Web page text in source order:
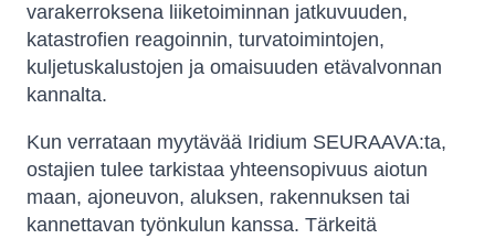
varakerroksena liiketoiminnan jatkuvuuden,
katastrofien reagoinnin, turvatoimintojen,
kuljetuskalustojen ja omaisuuden etävalvonnan
kannalta.
Kun verrataan myytävää Iridium SEURAAVA:ta,
ostajien tulee tarkistaa yhteensopivuus aiotun
maan, ajoneuvon, aluksen, rakennuksen tai
kannettavan työnkulun kanssa. Tärkeitä